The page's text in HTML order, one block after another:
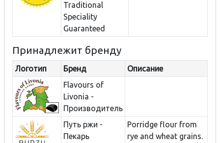
Traditional
Speciality
Guaranteed
Принадлежит бренду
Логотип Бренд
Описание
Flavours of
Livonia -
Производитель
Путь ржи -
Пекарь
Porridge flour from
rye and wheat grains.